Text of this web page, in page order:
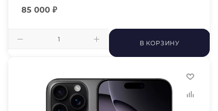
85 000 ₽
В КОРЗИНУ